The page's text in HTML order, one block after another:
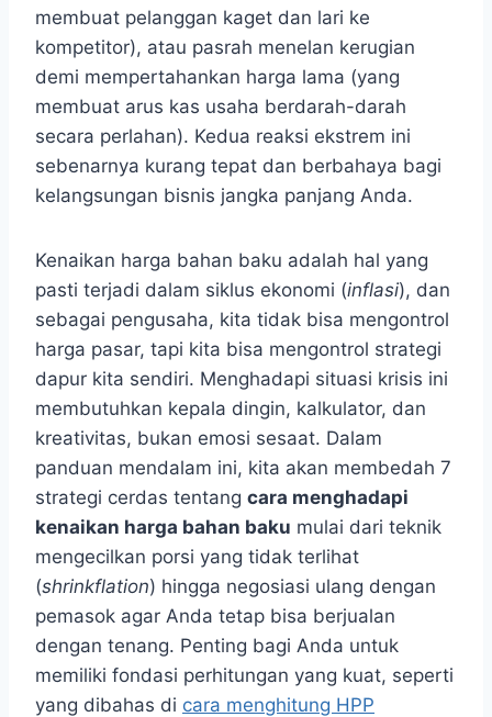
membuat pelanggan kaget dan lari ke
kompetitor), atau pasrah menelan kerugian
demi mempertahankan harga lama (yang
membuat arus kas usaha berdarah-darah
secara perlahan). Kedua reaksi ekstrem ini
sebenarnya kurang tepat dan berbahaya bagi
kelangsungan bisnis jangka panjang Anda.
Kenaikan harga bahan baku adalah hal yang
pasti terjadi dalam siklus ekonomi (inflasi), dan
sebagai pengusaha, kita tidak bisa mengontrol
harga pasar, tapi kita bisa mengontrol strategi
dapur kita sendiri. Menghadapi situasi krisis ini
membutuhkan kepala dingin, kalkulator, dan
kreativitas, bukan emosi sesaat. Dalam
panduan mendalam ini, kita akan membedah 7
strategi cerdas tentang cara menghadapi
kenaikan harga bahan baku mulai dari teknik
mengecilkan porsi yang tidak terlihat
(shrinkflation) hingga negosiasi ulang dengan
pemasok agar Anda tetap bisa berjualan
dengan tenang. Penting bagi Anda untuk
memiliki fondasi perhitungan yang kuat, seperti
yang dibahas di cara menghitung HPP